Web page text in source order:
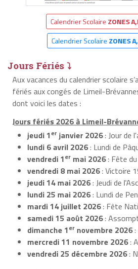
Calendrier Scolaire ZONES
Calendrier Scolaire ZONES
Jours Fériés ⤵
Aux vacances du calendrier scolaire
fériés aux congés de Limeil-
dont voici les dates :
Jours fériés 2026 à Limeil-
jeudi 1er janvier 2026: Jour de
lundi 6 avril 2026: Lundi de
vendredi 1er mai 2026: Fête
vendredi 8 mai 2026: Victoire
jeudi 14 mai 2026: Jeudi de
lundi 25 mai 2026: Lundi de
mardi 14 juillet 2026: Fête
samedi 15 août 2026:
dimanche 1er novembre 2026
mercredi 11 novembre 2026:
vendredi 25 décembre 2026: